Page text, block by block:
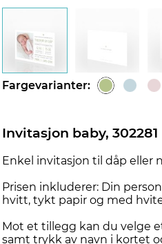
Fargevarianter:
Invitasjon baby, 302281
Enkel invitasjon til dåp eller
Prisen inkluderer: Din
hvitt, tykt papir og med
Mot et tillegg kan du velge
samt trykk av navn i kortet